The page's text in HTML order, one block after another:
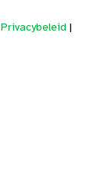
Privacybeleid |